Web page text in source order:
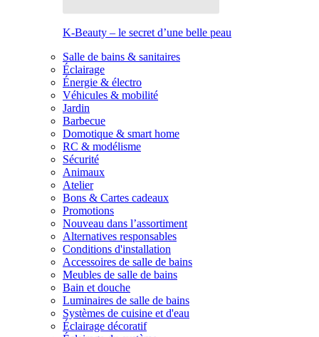
K-Beauty – le secret d’une belle peau
Salle de bains & sanitaires
Éclairage
Énergie & électro
Véhicules & mobilité
Jardin
Barbecue
Domotique & smart home
RC & modélisme
Sécurité
Animaux
Atelier
Bons & Cartes cadeaux
Promotions
Nouveau dans l’assortiment
Alternatives responsables
Conditions d'installation
Accessoires de salle de bains
Meubles de salle de bains
Bain et douche
Luminaires de salle de bains
Systèmes de cuisine et d'eau
Éclairage décoratif